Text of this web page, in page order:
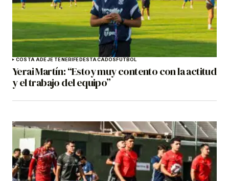
COSTA ADEJE TENERIFEDESTACADOSFÚTBOL
Yerai Martín: “Estoy muy contento con la actitud
y el trabajo del equipo”